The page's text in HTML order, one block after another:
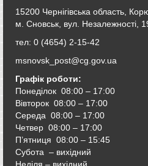
15200 Чернігівська область,
м. Сновськ, вул. Незалежності,
тел: 0 (4654) 2-15-42
msnovsk_post@cg.gov.ua
Графік роботи:
Понеділок 08:00 – 17:00
Вівторок 08:00 – 17:00
Середа 08:00 – 17:00
Четвер 08:00 – 17:00
П’ятниця 08:00 – 15:45
Субота – вихідний